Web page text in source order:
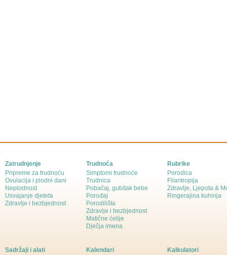
Zatrudnjenje
Pripreme za trudnoću
Ovulacija i plodni dani
Neplodnost
Usvajanje djeteta
Zdravlje i bezbjednost
Trudnoća
Simptomi trudnoće
Trudnica
Pobačaj, gubitak bebe
Porođaj
Porodilišta
Zdravlje i bezbjednost
Matične ćelije
Dječja imena
Rubrike
Porodica
Filantropija
Zdravlje, Ljepota &
Ringerajina kuhinja
Sadržaji i alati
Kalendari
Kalkulatori